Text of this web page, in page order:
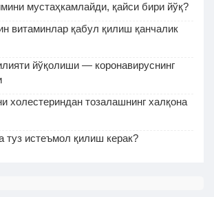
мустаҳкамлайди, қайси бири йўқ?
витаминлар қабул қилиш қанчалик
йўқолиши — коронавируснинг
холестериндан тозалашнинг халқона
туз истеъмол қилиш керак?